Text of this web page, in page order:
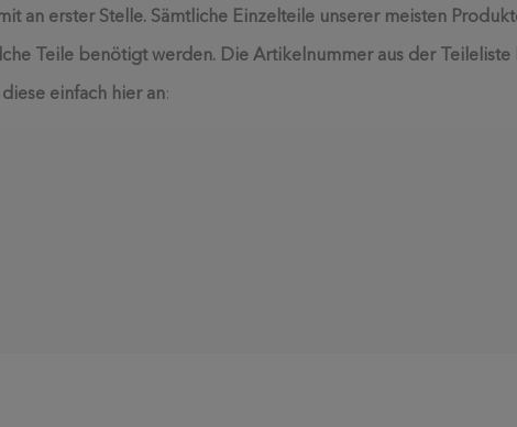
an erster Stelle. Sämtliche Einzelteile unserer meisten
Teile benötigt werden. Die Artikelnummer aus der
einfach hier an: